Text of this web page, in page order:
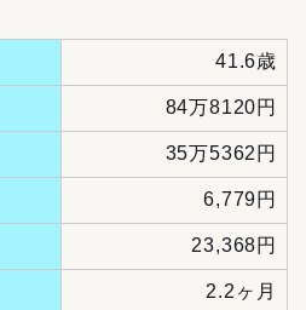
41.6歳
84万8120円
35万5362円
6,779円
23,368円
2.2ヶ月